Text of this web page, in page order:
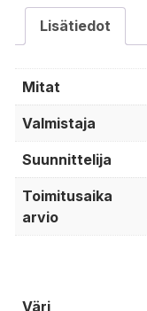
Lisätiedot
Mitat
Valmistaja
Suunnittelija
Toimitusaika
arvio
Väri